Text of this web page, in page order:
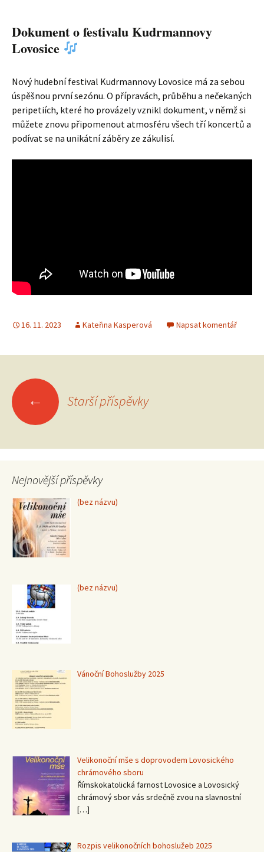
Dokument o festivalu Kudrmannovy
Lovosice
Nový hudební festival Kudrmannovy Lovosice má za sebou
úspěšnou první sezónu. O přípravách, průběhu a nečekaných
peripetiích, které ho provázely vznikl dokument, v němž si
můžete znovu připomenout atmosféru všech tří koncertů a
podívat se na unikátní záběry ze zákulisí.
16. 11. 2023 Kateřina Kasperová Napsat komentář
Navigace
pro
příspěvky
← Starší příspěvky
Nejnovější příspěvky
(bez názvu)Příspěvek
(bez názvu)Příspěvek
Vánoční Bohoslužby 2025
Velikonoční mše s doprovodem Lovosického
chrámového sboru
Římskokatolická farnost Lovosice a Lovosický
chrámový sbor vás srdečně zvou na slavnostní
[…]
Rozpis velikonočních bohoslužeb 2025